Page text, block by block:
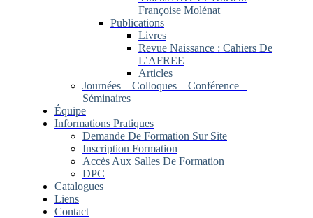
Françoise Molénat
Publications
Livres
Revue Naissance : Cahiers De
L’AFREE
Articles
Journées – Colloques – Conférence –
Séminaires
Équipe
Informations Pratiques
Demande De Formation Sur Site
Inscription Formation
Accès Aux Salles De Formation
DPC
Catalogues
Liens
Contact